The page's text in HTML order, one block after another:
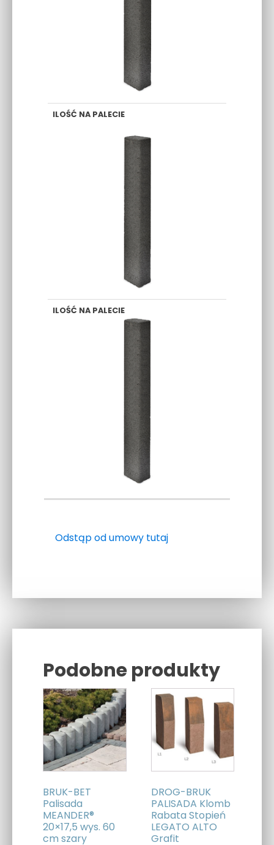
Odstąp od umowy tutaj
Podobne produkty
BRUK-BET
Palisada
MEANDER®
20×17,5 wys. 60
cm szary
DROG-BRUK
PALISADA Klomb
Rabata Stopień
LEGATO ALTO
Grafit